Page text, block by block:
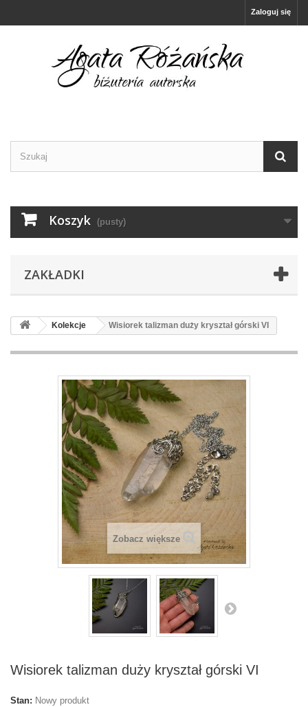
Zaloguj się
Koszyk (pusty)
ZAKŁADKI
Kolekcje Wisiorek talizman duży kryształ górski VI
Zobacz większe
Wisiorek talizman duży kryształ górski VI
Stan: Nowy produkt